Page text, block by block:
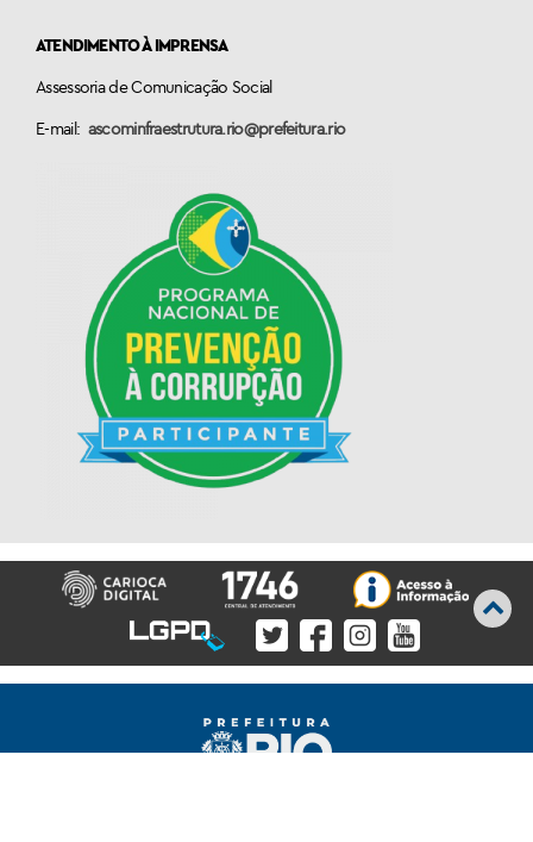
ATENDIMENTO À IMPRENSA
Assessoria de Comunicação Social
E-mail: ascominfraestrutura.rio@prefeitura.rio